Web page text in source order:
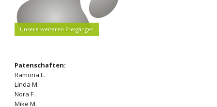
Unsere weiteren Freigänger
Patenschaften:
Ramona E.
Linda M.
Nora F.
Mike M.